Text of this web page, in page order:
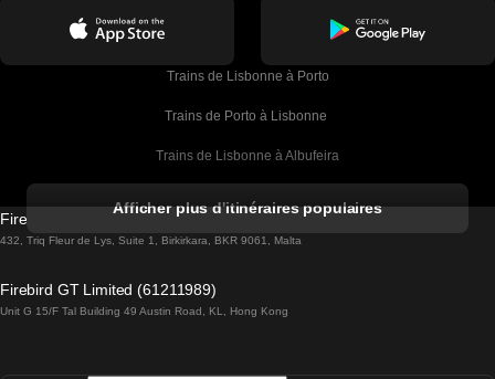
Trains de Lisbonne à Porto
Trains de Porto à Lisbonne
Trains de Lisbonne à Albufeira
Trains de Lisbonne à Lagos
Trains de Lisbonne à Madrid
Afficher plus d'itinéraires populaires
Firebird GT Limited (OC 1451)
432, Triq Fleur de Lys, Suite 1, Birkirkara, BKR 9061, Malta
Firebird GT Limited (61211989)
Unit G 15/F Tal Building 49 Austin Road, KL, Hong Kong